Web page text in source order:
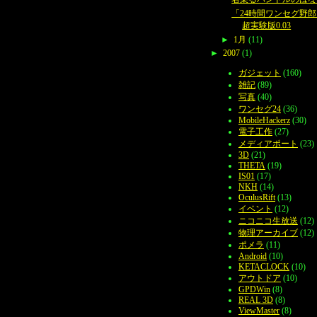
「24時間ワンセグ野
超実験版0.03
►
1月 (11)
► 2007 (1)
ガジェット (160)
雑記 (89)
写真 (40)
ワンセグ24 (36)
MobileHackerz (30)
電子工作 (27)
メディアポート (23)
3D (21)
THETA (19)
IS01 (17)
NKH (14)
OculusRift (13)
イベント (12)
ニコニコ生放送 (12)
物理アーカイブ (12)
ポメラ (11)
Android (10)
KETACLOCK (10)
アウトドア (10)
GPDWin (8)
REAL 3D (8)
ViewMaster (8)